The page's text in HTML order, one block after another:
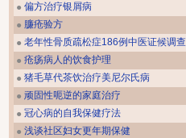
● 偏方治疗银屑病
● 臁疮验方
● 老年性骨质疏松症186例中医证候调查
● 疮疡病人的饮食护理
● 猪毛草代茶饮治疗美尼尔氏病
● 顽固性呃逆的家庭治疗
● 冠心病的自我保健疗法
● 浅谈社区妇女更年期保健